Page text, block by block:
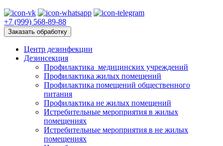
+7 (999) 568-89-88
Заказать обработку
Центр дезинфекции
Дезинсекция
Профилактика медицинских учреждений
Профилактика жилых помещений
Профилактика помещений общественного
питания
Профилактика не жилых помещений
Истребительные мероприятия в жилых
помещениях
Истребительные мероприятия в не жилых
помещениях